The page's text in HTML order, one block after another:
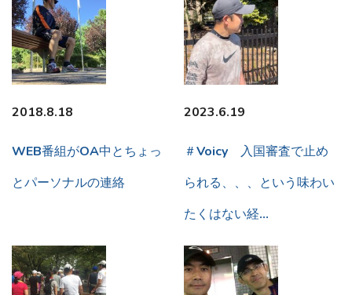
2018.8.18
WEB番組がOA中とちょっ
とパーソナルの連絡
2023.6.19
＃Voicy 入国審査で止め
られる、、、という味わい
たくはない経…